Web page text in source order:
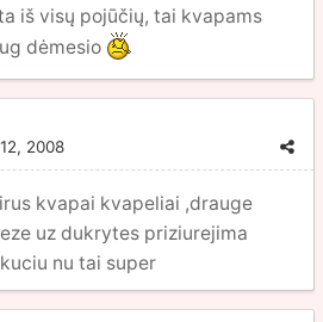
iš visų pojūčių, tai kvapams
dėmesio
2008
kvapai kvapeliai ,drauge
uz dukrytes priziurejima
nu tai super